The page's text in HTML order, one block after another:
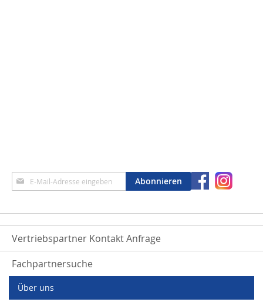
Anmeldung
zum
Abonnieren
Vertriebspartner Kontakt Anfrage
Fachpartnersuche
Über uns